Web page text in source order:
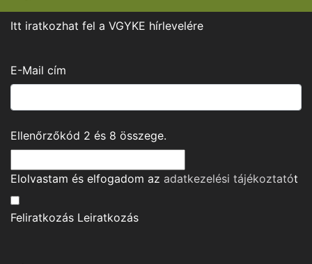
Itt iratkozhat fel a VGYKE hírlevelére
E-Mail cím
Ellenőrzőkód 2 és 8 összege.
Elolvastam és elfogadom az adatkezelési tájékoztatót
Feliratkozás Leiratkozás